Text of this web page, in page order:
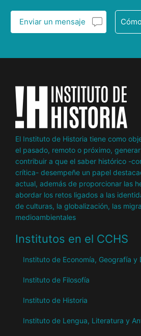
Enviar un mensaje
El Instituto de Historia tiene como
el pasado, remoto o próximo,
contribuir a que el saber histórico -
crítica- desempeñe un papel
actual, además de proporcionar las
abordar los retos ligados a las
de culturas, la globalización, las
medioambientales
Institutos en el CCHS
Instituto de Economía, Geografía y
Instituto de Filosofía
Instituto de Historia
Instituto de Lengua, Literatura y